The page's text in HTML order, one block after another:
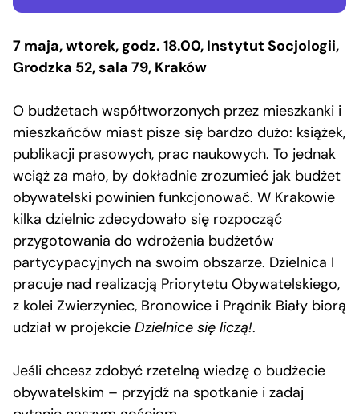
7 maja, wtorek, godz. 18.00, Instytut Socjologii,
Grodzka 52, sala 79, Kraków
O budżetach współtworzonych przez mieszkanki i
mieszkańców miast pisze się bardzo dużo: książek,
publikacji prasowych, prac naukowych. To jednak
wciąż za mało, by dokładnie zrozumieć jak budżet
obywatelski powinien funkcjonować. W Krakowie
kilka dzielnic zdecydowało się rozpocząć
przygotowania do wdrożenia budżetów
partycypacyjnych na swoim obszarze. Dzielnica I
pracuje nad realizacją Priorytetu Obywatelskiego,
z kolei Zwierzyniec, Bronowice i Prądnik Biały biorą
udział w projekcie Dzielnice się liczą!.
Jeśli chcesz zdobyć rzetelną wiedzę o budżecie
obywatelskim – przyjdź na spotkanie i zadaj